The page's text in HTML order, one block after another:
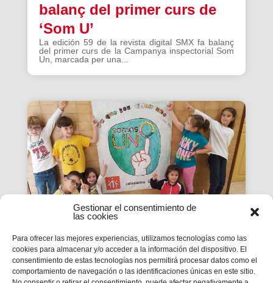
Gestionar el consentimiento de
las cookies
Para ofrecer las mejores experiencias, utilizamos tecnologías como las
cookies para almacenar y/o acceder a la información del dispositivo. El
consentimiento de estas tecnologías nos permitirá procesar datos como el
comportamiento de navegación o las identificaciones únicas en este sitio.
balanç del primer curs de
‘Som U’
La edición 59 de la revista digital SMX fa balanç
del primer curs de la Campanya inspectorial Som
Un, marcada per una...
La Revista SMX 59 hace
balance del primer curso de